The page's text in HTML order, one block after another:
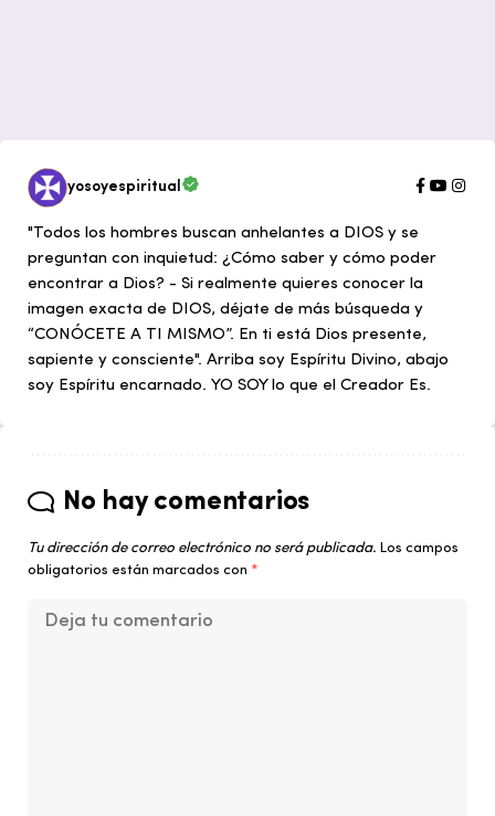
yosoyespiritual
"Todos los hombres buscan anhelantes a DIOS y se
preguntan con inquietud: ¿Cómo saber y cómo poder
encontrar a Dios? - Si realmente quieres conocer la
imagen exacta de DIOS, déjate de más búsqueda y
“CONÓCETE A TI MISMO”. En ti está Dios presente,
sapiente y consciente". Arriba soy Espíritu Divino, abajo
soy Espíritu encarnado. YO SOY lo que el Creador Es.
No hay comentarios
Tu dirección de correo electrónico no será publicada. Los campos
obligatorios están marcados con *